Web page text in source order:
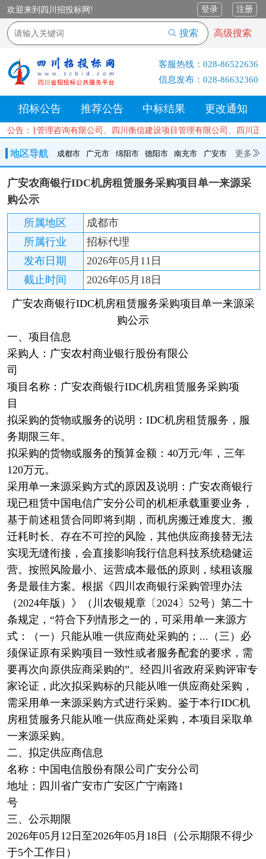
欢迎来到四川招投标网! 登录 注册
搜索 高级搜索
客服热线： 028-86522636
信息发布： 028-86632360
招标公告 推荐公告 中标结果 更改通知
公告：管理咨询有限公司、四川衡信建设项目管理有限公司、四
地区导航 成都市 广元市 绵阳市 德阳市 南充市 广安市 更多
成都市 广元市 绵阳市 德阳市 南充市 广安市
遂宁市
内江市
达州市
资阳市 眉山市 雅安市 阿坝州 甘孜州 凉山州
广安农商银行IDC机房租赁服务采购项目单一来源采
购公示
所属地区
成都市
所属行业
招标代理
发布日期
2026年05月11日
截止时间
2026年05月18日
广安农商银行IDC机房租赁服务采购项目单一来源采
购公示
一、项目信息
采购人：广安农村商业银行股份有限公
司
项目名称：广安农商银行IDC机房租赁服务采购项
目
拟采购的货物或服务的说明：IDC机房租赁服务，服
务期限三年。
拟采购的货物或服务的预算金额：40万元/年，三年
120万元。
采用单一来源采购方式的原因及说明：广安农商银行
现已租赁中国电信广安分公司的机柜承载重要业务，
基于前述租赁合同即将到期，而机房搬迁难度大、搬
迁耗时长、存在不可控的风险，其他供应商接替无法
实现无缝衔接，会直接影响我行信息科技系统稳健运
营。按照风险最小、运营成本最低的原则，续租该服
务是最佳方案。根据《四川农商银行采购管理办法
（2024年版）》（川农银规章〔2024〕52号）第二十
条规定，“符合下列情形之一的，可采用单一来源方
式：（一）只能从唯一供应商处采购的；...（三）必
须保证原有采购项目一致性或者服务配套的要求，需
要再次向原供应商采购的”。经四川省政府采购评审专
家论证，此次拟采购标的只能从唯一供应商处采购，
需采用单一来源采购方式进行采购。鉴于本行IDC机
房租赁服务只能从唯一供应商处采购，本项目采取单
一来源采购。
二、拟定供应商信息
名称：中国电信股份有限公司广安分公司
地址：四川省广安市广安区广宁南路1
号
三、公示期限
2026年05月12日至2026年05月18日（公示期限不得少
于5个工作日）